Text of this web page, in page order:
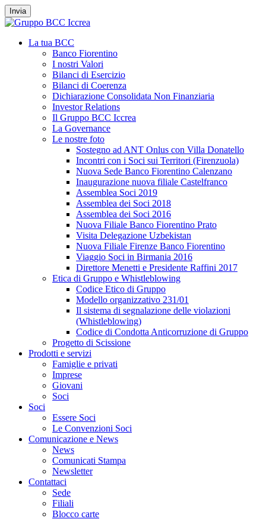
Invia
La tua BCC
Banco Fiorentino
I nostri Valori
Bilanci di Esercizio
Bilanci di Coerenza
Dichiarazione Consolidata Non Finanziaria
Investor Relations
Il Gruppo BCC Iccrea
La Governance
Le nostre foto
Sostegno ad ANT Onlus con Villa Donatello
Incontri con i Soci sui Territori (Firenzuola)
Nuova Sede Banco Fiorentino Calenzano
Inaugurazione nuova filiale Castelfranco
Assemblea Soci 2019
Assemblea dei Soci 2018
Assemblea dei Soci 2016
Nuova Filiale Banco Fiorentino Prato
Visita Delegazione Uzbekistan
Nuova Filiale Firenze Banco Fiorentino
Viaggio Soci in Birmania 2016
Direttore Menetti e Presidente Raffini 2017
Etica di Gruppo e Whistleblowing
Codice Etico di Gruppo
Modello organizzativo 231/01
Il sistema di segnalazione delle violazioni
(Whistleblowing)
Codice di Condotta Anticorruzione di Gruppo
Progetto di Scissione
Prodotti e servizi
Famiglie e privati
Imprese
Giovani
Soci
Soci
Essere Soci
Le Convenzioni Soci
Comunicazione e News
News
Comunicati Stampa
Newsletter
Contattaci
Sede
Filiali
Blocco carte